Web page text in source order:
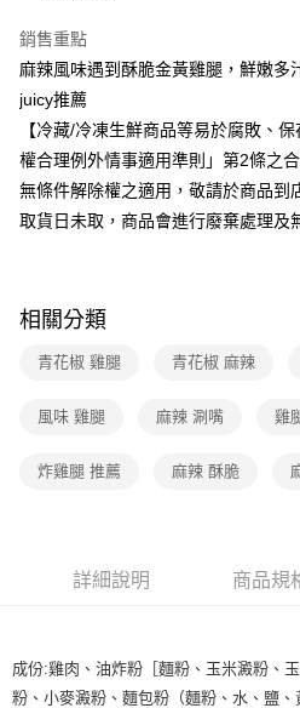
銷售重點
麻辣風味遇到酥脆金黃雞腿，鮮嫩多
juicy推薦
【冷藏/冷凍生鮮商品等易於腐敗、
權合理例外情事適用準則」第2條之
無條件解除權之適用，敬請於商品到
取貨日未取，商品會進行廢棄處理及
相關分類
青花椒 雞腿 青花椒 麻辣
風味 雞腿 麻辣 涮嘴 雞
炸雞腿 推薦 麻辣 酥脆
詳細說明 商品規
成份:雞肉、油炸粉［麵粉、玉米澱粉、
粉、小麥澱粉、麵包粉（麵粉、水、鹽、